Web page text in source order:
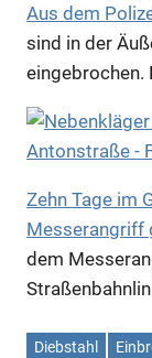
Aus dem
sind in der
eingebrochen.
Zehn Tage im
Messerangriff
dem
Diebstahl